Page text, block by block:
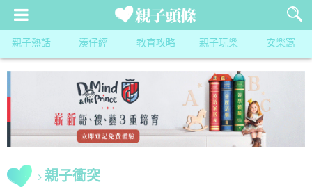
親子熱話 湊仔經 教育攻略 親子玩樂 安樂窩
親子衝突